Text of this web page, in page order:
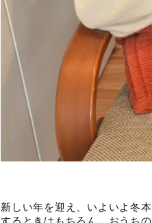
新しい年を迎え、いよいよ冬